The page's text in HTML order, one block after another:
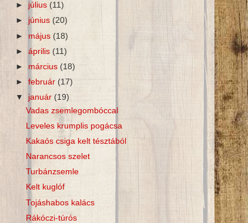
► július(11)
► június(20)
► május (18)
►április (11)
► március(18)
►február(17)
▼ január (19)
Vadas zsemlegombóccal
Leveles krumplis pogácsa
Kakaós csiga kelt tésztából
Narancsos szelet
Turbánzsemle
Kelt kuglóf
Tojáshabos kalács
Rákóczi-túrós